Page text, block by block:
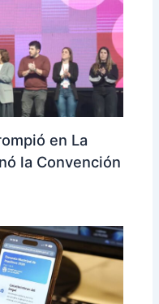
en La
la Convención